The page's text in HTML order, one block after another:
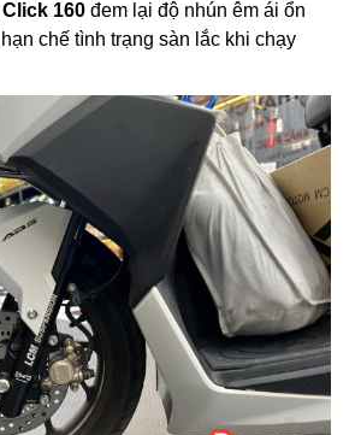
160 đem lại độ nhún êm ái ổn
chế tình trạng sàn lắc khi chạy